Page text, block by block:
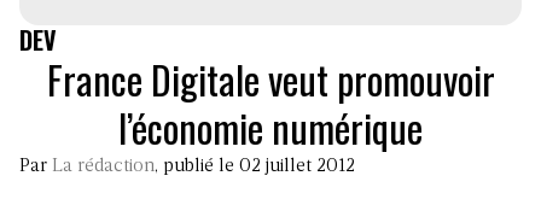
DEV
France Digitale veut promouvoir
l’économie numérique
Par La rédaction, publié le 02 juillet 2012